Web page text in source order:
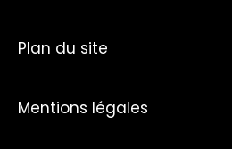
Plan du site
Mentions légales